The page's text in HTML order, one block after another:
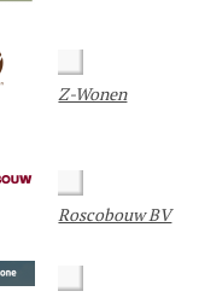
Z-Wonen
Roscobouw BV